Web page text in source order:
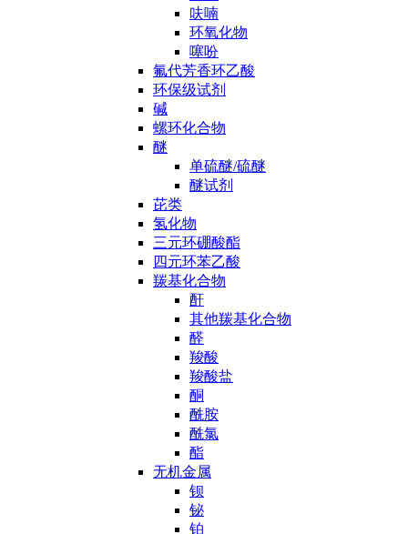
呋喃
环氧化物
噻吩
氟代芳香环乙酸
环保级试剂
碱
螺环化合物
醚
单硫醚/硫醚
醚试剂
芘类
氢化物
三元环硼酸酯
四元环苯乙酸
羰基化合物
酐
其他羰基化合物
醛
羧酸
羧酸盐
酮
酰胺
酰氯
酯
无机金属
钡
铋
铂